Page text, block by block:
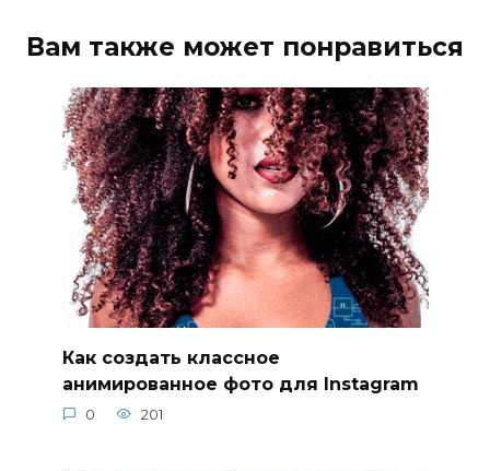
Вам также может понравиться
Как создать классное
анимированное фото для Instagram
0 201